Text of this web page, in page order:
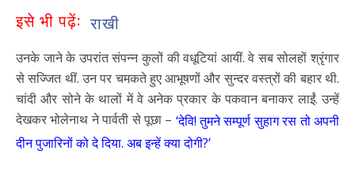
इसे भी पढ़ें: राखी
उनके जाने के उपरांत संपन्न कुलों की वधूटियां आयीं. वे सब सोलहों श्रृंगार
से सज्जित थीं. उन पर चमकते हुए आभूषणों और सुन्दर वस्त्रों की बहार थी.
चांदी और सोने के थालों में वे अनेक प्रकार के पकवान बनाकर लाईं. उन्हें
देखकर भोलेनाथ ने पार्वती से पूछा – ‘देवि! तुमने सम्पूर्ण सुहाग रस तो अपनी
दीन पुजारिनों को दे दिया. अब इन्हें क्या दोगी?’